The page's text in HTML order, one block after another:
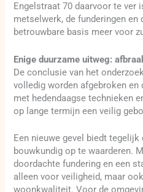
Engelstraat 70 daarvoor te ver
metselwerk, de funderingen en
betrouwbare basis meer voor
Enige duurzame uitweg:
De conclusie van het
volledig worden afgebroken en
met hedendaagse technieken
op lange termijn een veilig
Een nieuwe gevel biedt tegelijk
bouwkundig op te waarderen.
doordachte fundering en een
alleen voor veiligheid, maar
woonkwaliteit. Voor de